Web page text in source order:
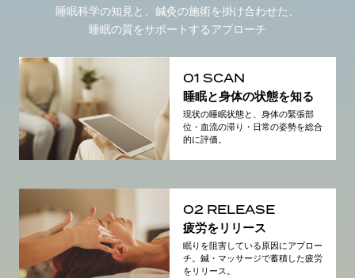
睡眠科学の知見と、鍼灸の施術を掛け合わせた、
睡眠の質をサポートするアプローチ
01 SCAN
睡眠と身体の状態を知る
現状の睡眠状態と、身体の緊張部
位・血流の滞り・日常の姿勢を総合
的に評価。
02 RELEASE
疲労をリリース
眠りを阻害している原因にアプロー
チ。鍼・マッサージで蓄積した疲労
をリリース。